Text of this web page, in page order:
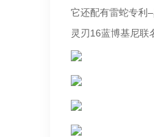
它还配有雷蛇专利
灵刃16蓝博基尼联